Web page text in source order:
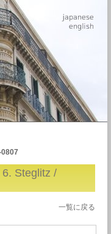
一覧に戻る